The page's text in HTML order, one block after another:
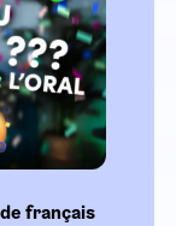
français